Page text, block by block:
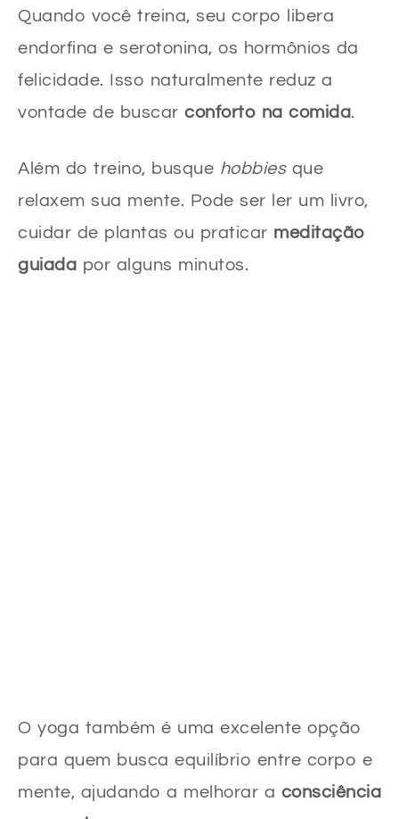
Quando você treina, seu corpo libera
endorfina e serotonina, os hormônios da
felicidade. Isso naturalmente reduz a
vontade de buscar conforto na comida.
Além do treino, busque hobbiesque
relaxem sua mente. Pode ser ler um livro,
cuidar de plantas ou praticar meditação
guiada por alguns minutos.
O yoga também é uma excelente opção
para quem busca equilíbrio entre corpo e
mente, ajudando a melhorar a consciência